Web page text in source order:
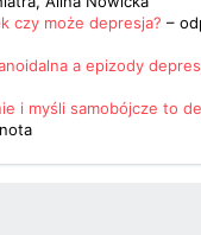
czy może depresja? –
a epizody
i myśli samobójcze to